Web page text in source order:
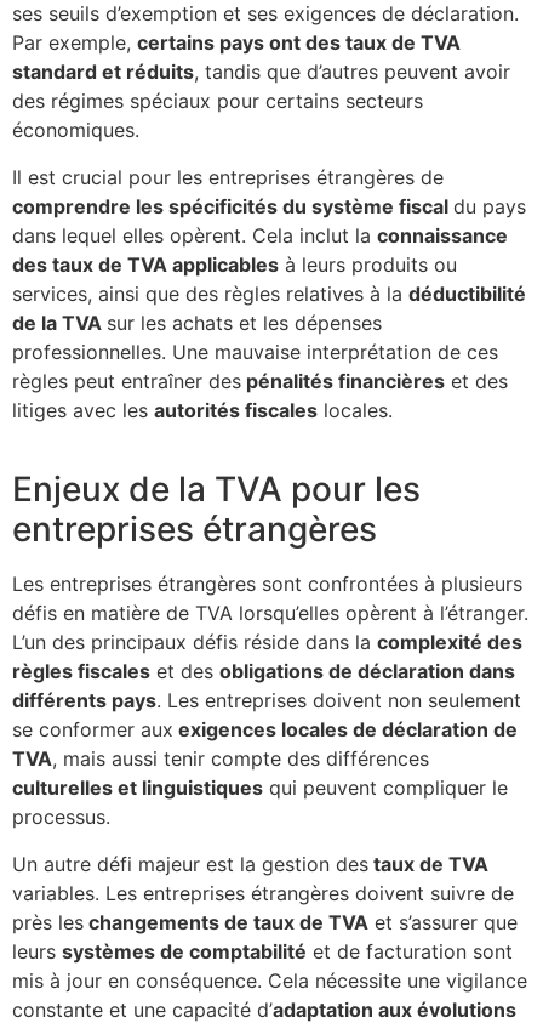
ses seuils d’exemption et ses exigences de déclaration.
Par exemple, certains pays ont des taux de TVA
standard et réduits, tandis que d’autres peuvent avoir
des régimes spéciaux pour certains secteurs
économiques.
Il est crucial pour les entreprises étrangères de
comprendre les spécificités du système fiscal du pays
dans lequel elles opèrent. Cela inclut la connaissance
des taux de TVA applicables à leurs produits ou
services, ainsi que des règles relatives à la déductibilité
de la TVA sur les achats et les dépenses
professionnelles. Une mauvaise interprétation de ces
règles peut entraîner des pénalités financières et des
litiges avec les autorités fiscales locales.
Enjeux de la TVA pour les
entreprises étrangères
Les entreprises étrangères sont confrontées à plusieurs
défis en matière de TVA lorsqu’elles opèrent à l’étranger.
L’un des principaux défis réside dans la complexité des
règles fiscales et des obligations de déclaration dans
différents pays. Les entreprises doivent non seulement
se conformer aux exigences locales de déclaration de
TVA, mais aussi tenir compte des différences
culturelles et linguistiques qui peuvent compliquer le
processus.
Un autre défi majeur est la gestion des taux de TVA
variables. Les entreprises étrangères doivent suivre de
près les changements de taux de TVA et s’assurer que
leurs systèmes de comptabilité et de facturation sont
mis à jour en conséquence. Cela nécessite une vigilance
constante et une capacité d’adaptation aux évolutions